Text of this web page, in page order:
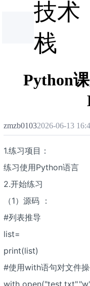
技术
栈
Python
zmzb01032026-06-13
1.练习项目：
练习使用Python语言
2.开始练习
（1）源码 ：
#列表推导
list=
print(list)
#使用with语句对文件